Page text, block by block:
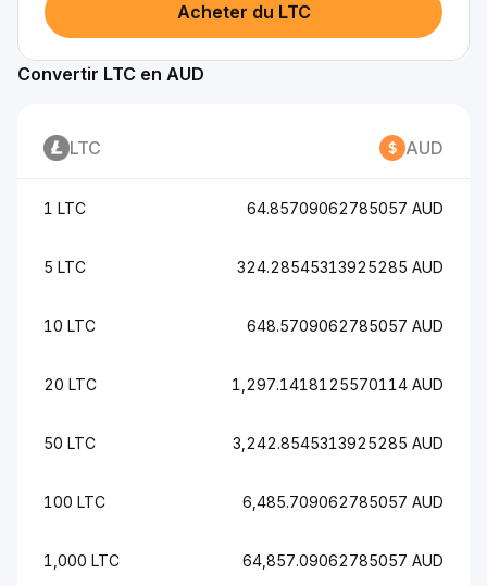
Acheter du LTC
Convertir LTC en AUD
LTC AUD
1 LTC 64.85709062785057 AUD
5 LTC 324.28545313925285 AUD
10 LTC 648.5709062785057 AUD
20 LTC 1,297.1418125570114 AUD
50 LTC 3,242.8545313925285 AUD
100 LTC 6,485.709062785057 AUD
1,000 LTC 64,857.09062785057 AUD